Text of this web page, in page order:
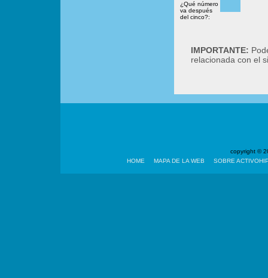
¿Qué número
va después
del cinco?:
IMPORTANTE:
relacionada con el
copyright ©
HOME
MAPA DE LA WEB SOBRE